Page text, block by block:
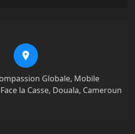
Globale, Mobile
la Casse, Douala, Cameroun